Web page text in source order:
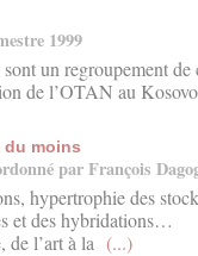
1999
un regroupement
de l’OTAN au
du moins
par François
hypertrophie des
et des hybridations…
de l’art à la (...)